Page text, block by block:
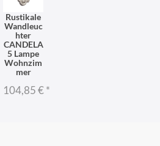
Rustikale
Wandleuc
hter
CANDELA
5 Lampe
Wohnzim
mer
104,85 €*